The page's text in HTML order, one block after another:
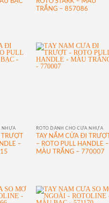
TRẮNG – 857086
NHỰA
–
ROTO DÀNH CHO CỬA NHỰA
TAY NẮM CỬA ĐI TRƯỢT
– ROTO PULL HANDLE –
MÀU TRẮNG – 770007